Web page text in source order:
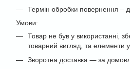
Термін обробки повернення –
Умови:
Товар не був у використанні,
товарний вигляд, та елементи
Зворотна доставка — за